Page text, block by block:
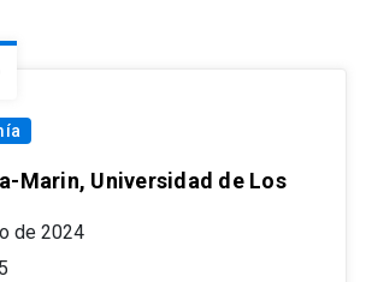
Marin, Universidad de Los
de 2024